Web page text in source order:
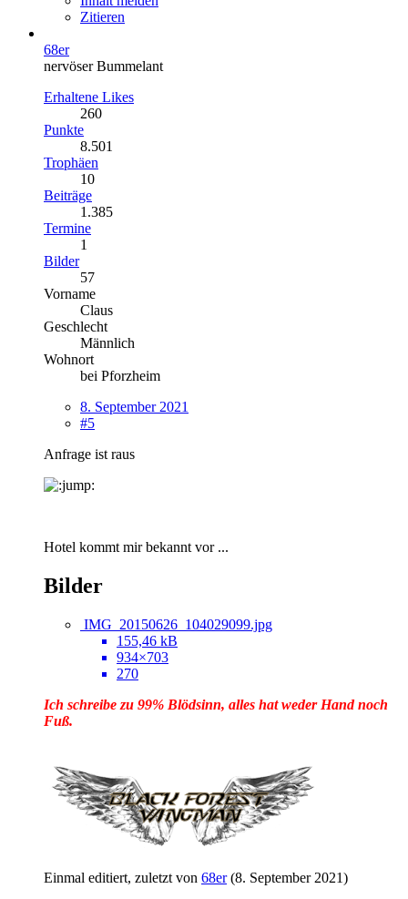
Zitieren
68er
nervöser Bummelant
Erhaltene Likes
260
Punkte
8.501
Trophäen
10
Beiträge
1.385
Termine
1
Bilder
57
Vorname
Claus
Geschlecht
Männlich
Wohnort
bei Pforzheim
8. September 2021
#5
Anfrage ist raus
Hotel kommt mir bekannt vor ...
Bilder
IMG_20150626_104029099.jpg
155,46 kB
934×703
270
Ich schreibe zu 99% Blödsinn, alles hat weder Hand noch
Fuß.
Einmal editiert, zuletzt von 68er(8. September 2021)